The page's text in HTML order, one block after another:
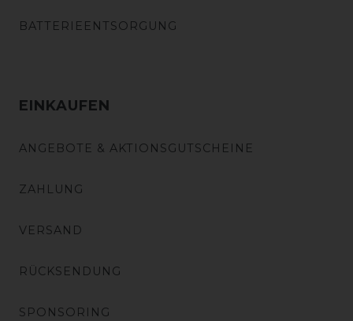
BATTERIEENTSORGUNG
EINKAUFEN
ANGEBOTE & AKTIONSGUTSCHEINE
ZAHLUNG
VERSAND
RÜCKSENDUNG
SPONSORING